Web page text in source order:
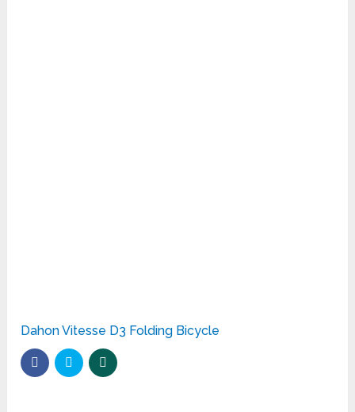
Dahon Vitesse D3 Folding Bicycle